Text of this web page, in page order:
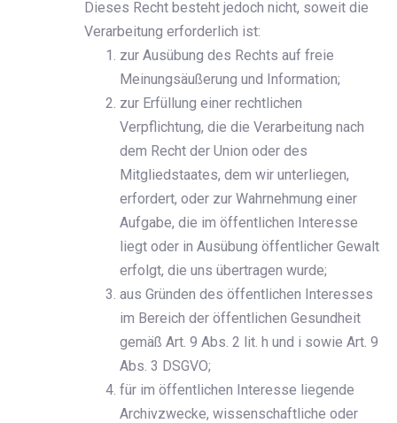
Dieses Recht besteht jedoch nicht, soweit die
Verarbeitung erforderlich ist:
zur Ausübung des Rechts auf freie
Meinungsäußerung und Information;
zur Erfüllung einer rechtlichen
Verpflichtung, die die Verarbeitung nach
dem Recht der Union oder des
Mitgliedstaates, dem wir unterliegen,
erfordert, oder zur Wahrnehmung einer
Aufgabe, die im öffentlichen Interesse
liegt oder in Ausübung öffentlicher Gewalt
erfolgt, die uns übertragen wurde;
aus Gründen des öffentlichen Interesses
im Bereich der öffentlichen Gesundheit
gemäß Art. 9 Abs. 2 lit. h und i sowie Art. 9
Abs. 3 DSGVO;
für im öffentlichen Interesse liegende
Archivzwecke, wissenschaftliche oder